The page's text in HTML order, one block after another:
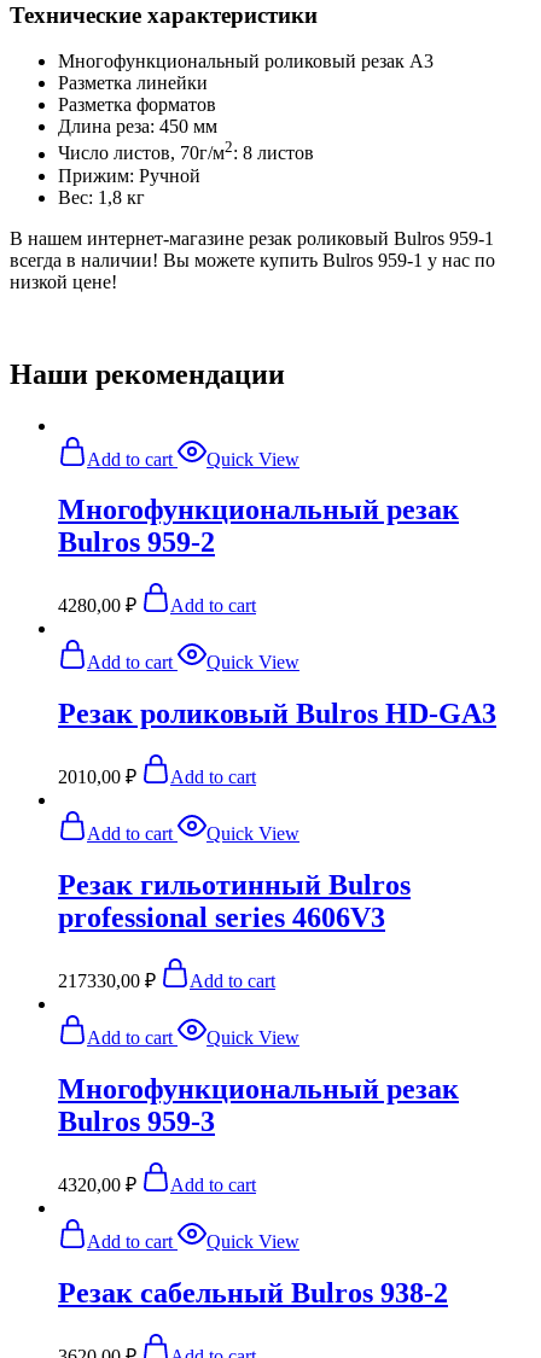
Технические характеристики
Многофункциональный роликовый резак А3
Разметка линейки
Разметка форматов
Длина реза: 450 мм
Число листов, 70г/м2: 8 листов
Прижим: Ручной
Вес: 1,8 кг
В нашем интернет-магазине резак роликовый Bulros 959-1
всегда в наличии! Вы можете купить Bulros 959-1 у нас по
низкой цене!
Наши рекомендации
Add to cart Quick View
Многофункциональный резак
Bulros 959-2
4280,00 ₽ Add to cart
Add to cart Quick View
Резак роликовый Bulros HD-GA3
2010,00 ₽ Add to cart
Add to cart Quick View
Резак гильотинный Bulros
professional series 4606V3
217330,00 ₽ Add to cart
Add to cart Quick View
Многофункциональный резак
Bulros 959-3
4320,00 ₽ Add to cart
Add to cart Quick View
Резак сабельный Bulros 938-2